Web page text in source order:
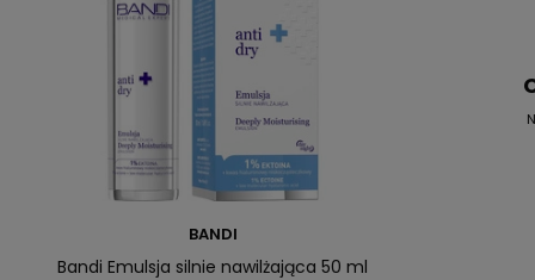
BANDI
Bandi Emulsja silnie nawilżająca 50 ml